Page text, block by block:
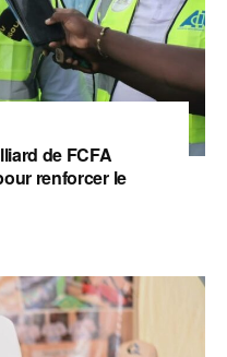
de FCFA
renforcer le